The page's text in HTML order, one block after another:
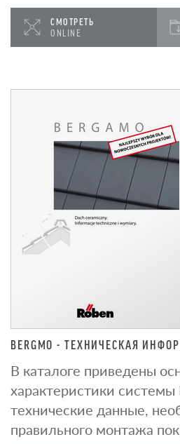
СМОТРЕТЬ
ONLINE
BERGMO - ТЕХНИЧЕСКАЯ
В каталоге приведены
характеристики системы
технические данные,
правильного монтажа